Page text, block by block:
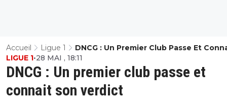
Accueil Ligue 1
DNCG : Un Premier Club Passe Et
Son Verdict
DNCG : Un premier club passe et
connait son verdict
LIGUE 1•28 MAI , 18:11